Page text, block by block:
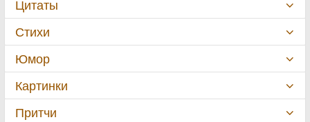
Цитаты
Стихи
Юмор
Картинки
Притчи